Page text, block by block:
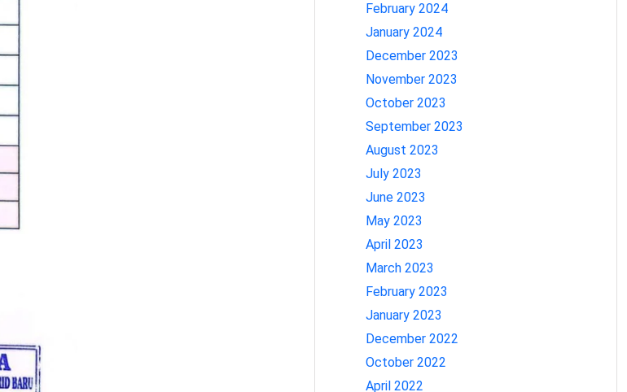
February 2024
January 2024
December 2023
November 2023
October 2023
September 2023
August 2023
July 2023
June 2023
May 2023
April 2023
March 2023
February 2023
January 2023
December 2022
October 2022
April 2022